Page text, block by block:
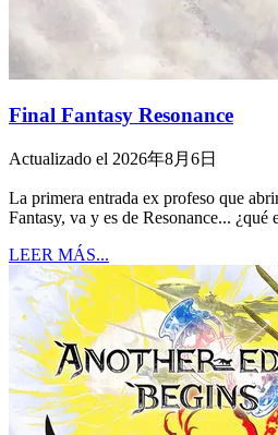
Final Fantasy Resonance
Actualizado el 2026年8月6日
La primera entrada ex profeso que
Fantasy, va y es de Resonance... ¿qué
LEER MÁS...